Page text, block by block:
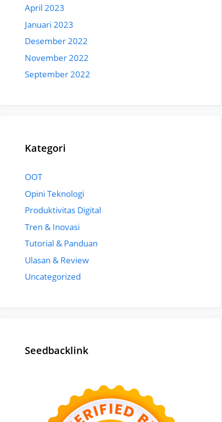
April 2023
Januari 2023
Desember 2022
November 2022
September 2022
Kategori
OOT
Opini Teknologi
Produktivitas Digital
Tren & Inovasi
Tutorial & Panduan
Ulasan & Review
Uncategorized
Seedbacklink